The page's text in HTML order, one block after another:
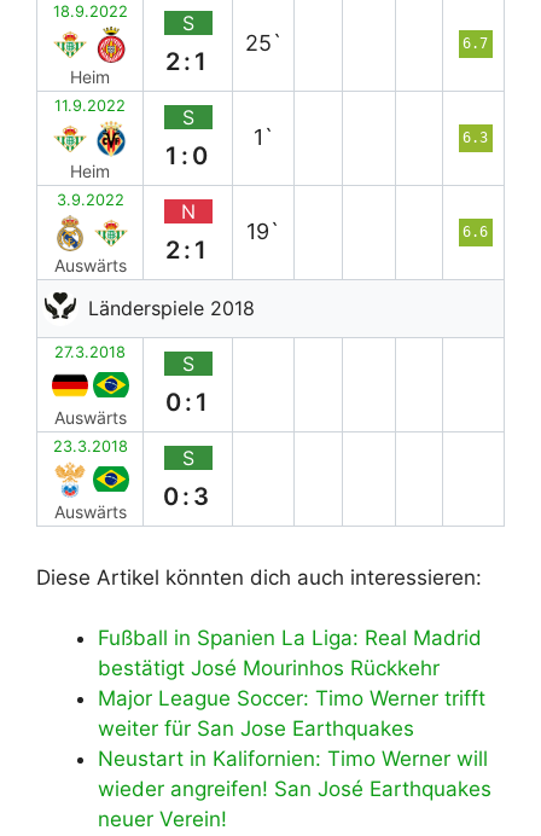
18.9.2022
Heim
S
2:1
25` 6.7
11.9.2022
Heim
S
1:0
1` 6.3
3.9.2022
Auswärts
N
2:1
19` 6.6
Länderspiele 2018
27.3.2018
Auswärts
S
0:1
23.3.2018
Auswärts
S
0:3
Diese Artikel könnten dich auch interessieren:
Fußball in Spanien La Liga: Real Madrid
bestätigt José Mourinhos Rückkehr
Major League Soccer: Timo Werner trifft
weiter für San Jose Earthquakes
Neustart in Kalifornien: Timo Werner will
wieder angreifen! San José Earthquakes
neuer Verein!